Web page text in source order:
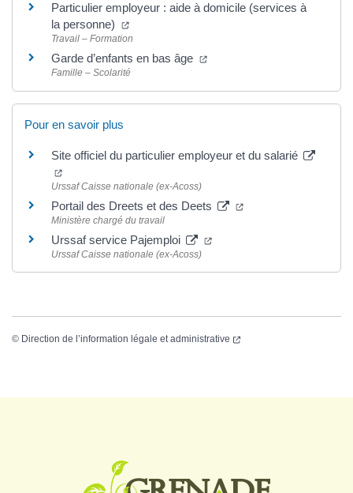
Particulier employeur : aide à domicile (services à
la personne)
Travail – Formation
Garde d’enfants en bas âge
Famille – Scolarité
Pour en savoir plus
Site officiel du particulier employeur et du salarié
Urssaf Caisse nationale (ex-Acoss)
Portail des Dreets et des Deets
Ministère chargé du travail
Urssaf service Pajemploi
Urssaf Caisse nationale (ex-Acoss)
© Direction de l’information légale et administrative